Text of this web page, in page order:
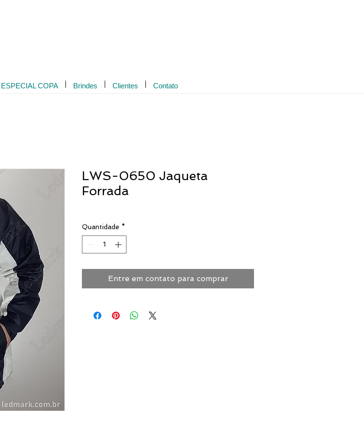
ESPECIAL COPA Brindes Clientes Contato
LWS-0650 Jaqueta
Forrada
Quantidade *
Entre em contato para comprar